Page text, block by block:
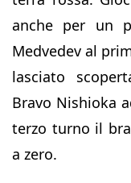
anche per un
Medvedev al
lasciato
Bravo Nishioka
terzo turno il
a zero.